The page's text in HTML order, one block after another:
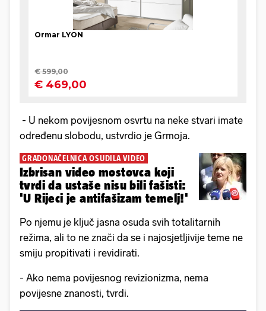
- U nekom povijesnom osvrtu na neke stvari imate
određenu slobodu, ustvrdio je Grmoja.
GRADONAČELNICA OSUDILA VIDEO
Izbrisan video mostovca koji
tvrdi da ustaše nisu bili fašisti:
'U Rijeci je antifašizam temelj!'
Po njemu je ključ jasna osuda svih totalitarnih
režima, ali to ne znači da se i najosjetljivije teme ne
smiju propitivati i revidirati.
- Ako nema povijesnog revizionizma, nema
povijesne znanosti, tvrdi.